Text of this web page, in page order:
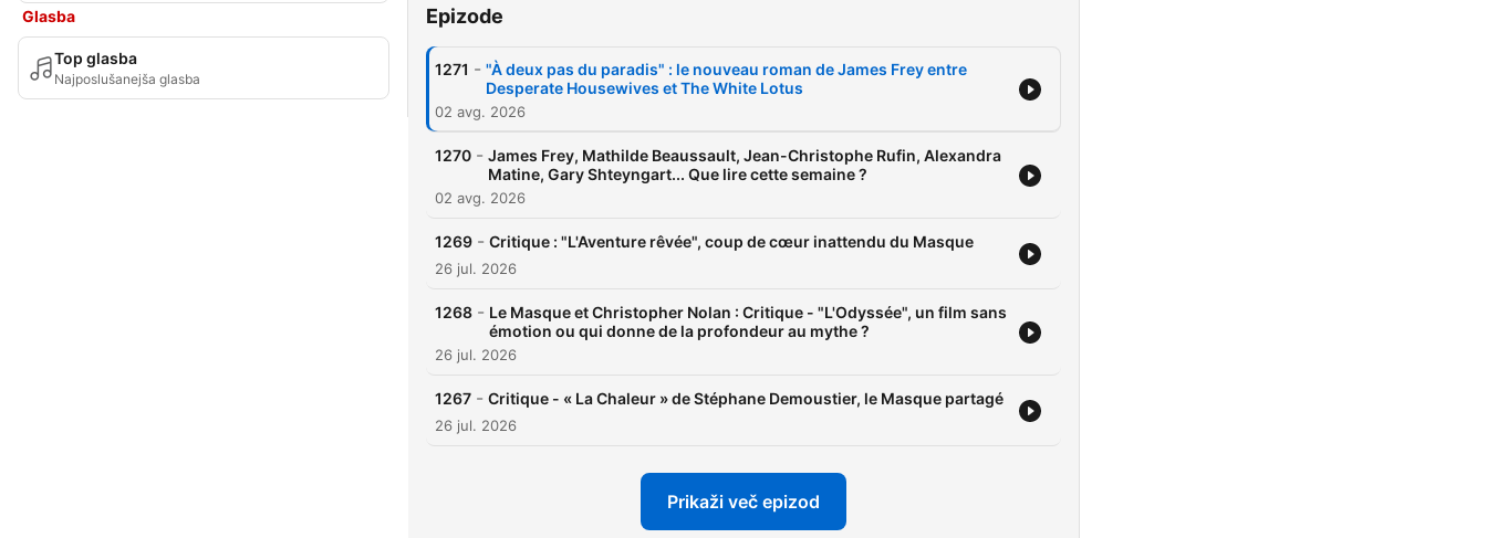
Glasba
Top glasba
Najposlušanejša glasba
Epizode
1271 - "À deux pas du paradis" : le nouveau roman de James Frey entre
Desperate Housewives et The White Lotus
02 avg. 2026
1270 - James Frey, Mathilde Beaussault, Jean-Christophe Rufin, Alexandra
Matine, Gary Shteyngart... Que lire cette semaine ?
02 avg. 2026
1269 - Critique : "L'Aventure rêvée", coup de cœur inattendu du Masque
26 jul. 2026
1268 - Le Masque et Christopher Nolan : Critique - "L'Odyssée", un film sans
émotion ou qui donne de la profondeur au mythe ?
26 jul. 2026
1267 - Critique - « La Chaleur » de Stéphane Demoustier, le Masque partagé
26 jul. 2026
Prikaži več epizod